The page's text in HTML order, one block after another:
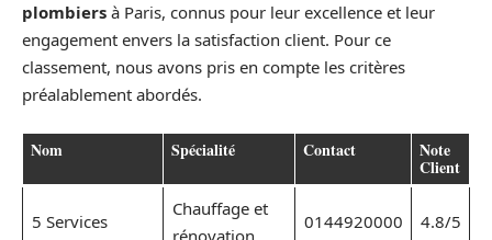
plombiers à Paris, connus pour leur excellence et leur
engagement envers la satisfaction client. Pour ce
classement, nous avons pris en compte les critères
préalablement abordés.
Nom Spécialité Contact Note
Client
5 Services
Chauffage et
0144920000 4.8/5